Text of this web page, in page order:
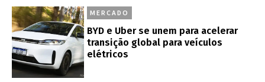
MERCADO
BYD e Uber se unem para acelerar
transição global para veículos
elétricos